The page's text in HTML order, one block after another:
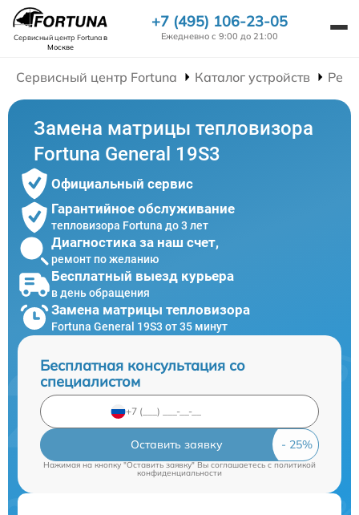
Сервисный центр Fortunaв
Москве
+7 (495) 106-23-05
Ежедневно с 9:00 до 21:00
Сервисный центр Fortuna Каталог устройств
Замена матрицы тепловизора
Fortuna General 19S3
Официальный сервис
Гарантийное обслуживание
тепловизора Fortuna до 3 лет
Диагностика за наш счет,
ремонт по желанию
Бесплатный выезд курьера
в день обращения
Замена матрицы тепловизора
Fortuna General 19S3 от 35 минут
Бесплатная консультация со
специалистом
Оставить заявку
Нажимая на кнопку "Оставить заявку" Вы соглашаетесь cполитикой
конфиденциальности